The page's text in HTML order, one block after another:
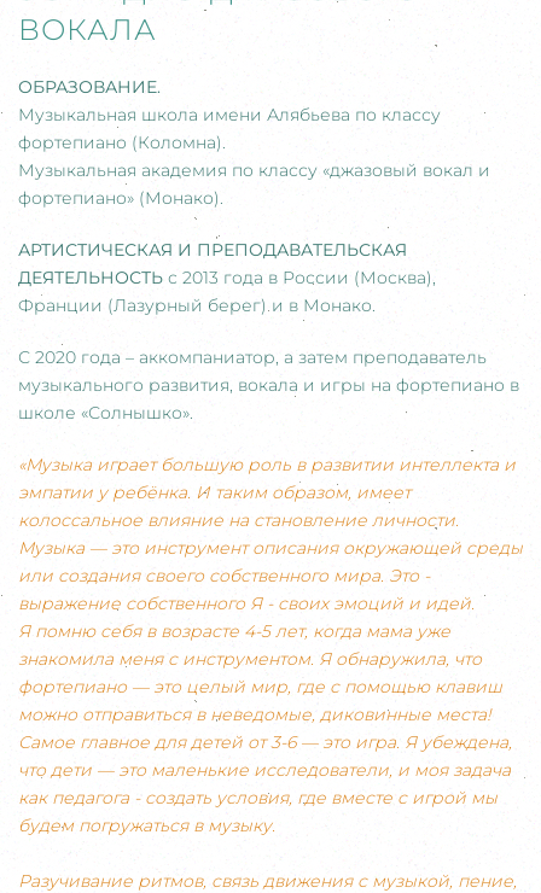
ВОКАЛА
ОБРАЗОВАНИЕ.
Музыкальная школа имени Алябьева по классу
фортепиано (Коломна).
Музыкальная академия по классу «джазовый вокал и
фортепиано» (Монако).
АРТИСТИЧЕСКАЯ И ПРЕПОДАВАТЕЛЬСКАЯ
ДЕЯТЕЛЬНОСТЬ с 2013 года в России (Москва),
Франции (Лазурный берег) и в Монако.
С 2020 года – аккомпаниатор, а затем преподаватель
музыкального развития, вокала и игры на фортепиано в
школе «Солнышко».
«Музыка играет большую роль в развитии интеллекта и
эмпатии у ребёнка. И таким образом, имеет
колоссальное влияние на становление личности.
Музыка — это инструмент описания окружающей среды
или создания своего собственного мира. Это -
выражение собственного Я - своих эмоций и идей.
Я помню себя в возрасте 4-5 лет, когда мама уже
знакомила меня с инструментом. Я обнаружила, что
фортепиано — это целый мир, где с помощью клавиш
можно отправиться в неведомые, диковинные места!
Самое главное для детей от 3-6 — это игра. Я убеждена,
что дети — это маленькие исследователи, и моя задача
как педагога - создать условия, где вместе с игрой мы
будем погружаться в музыку.
Разучивание ритмов, связь движения с музыкой, пение,